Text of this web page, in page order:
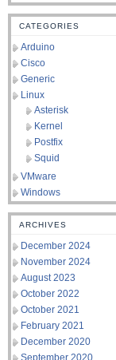
CATEGORIES
Arduino
Cisco
Generic
Linux
Asterisk
Kernel
Postfix
Squid
VMware
Windows
ARCHIVES
December 2024
November 2024
August 2023
October 2022
October 2021
February 2021
December 2020
September 2020